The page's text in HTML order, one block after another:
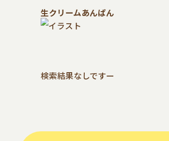
生クリームあんぱん
検索結果なしですー